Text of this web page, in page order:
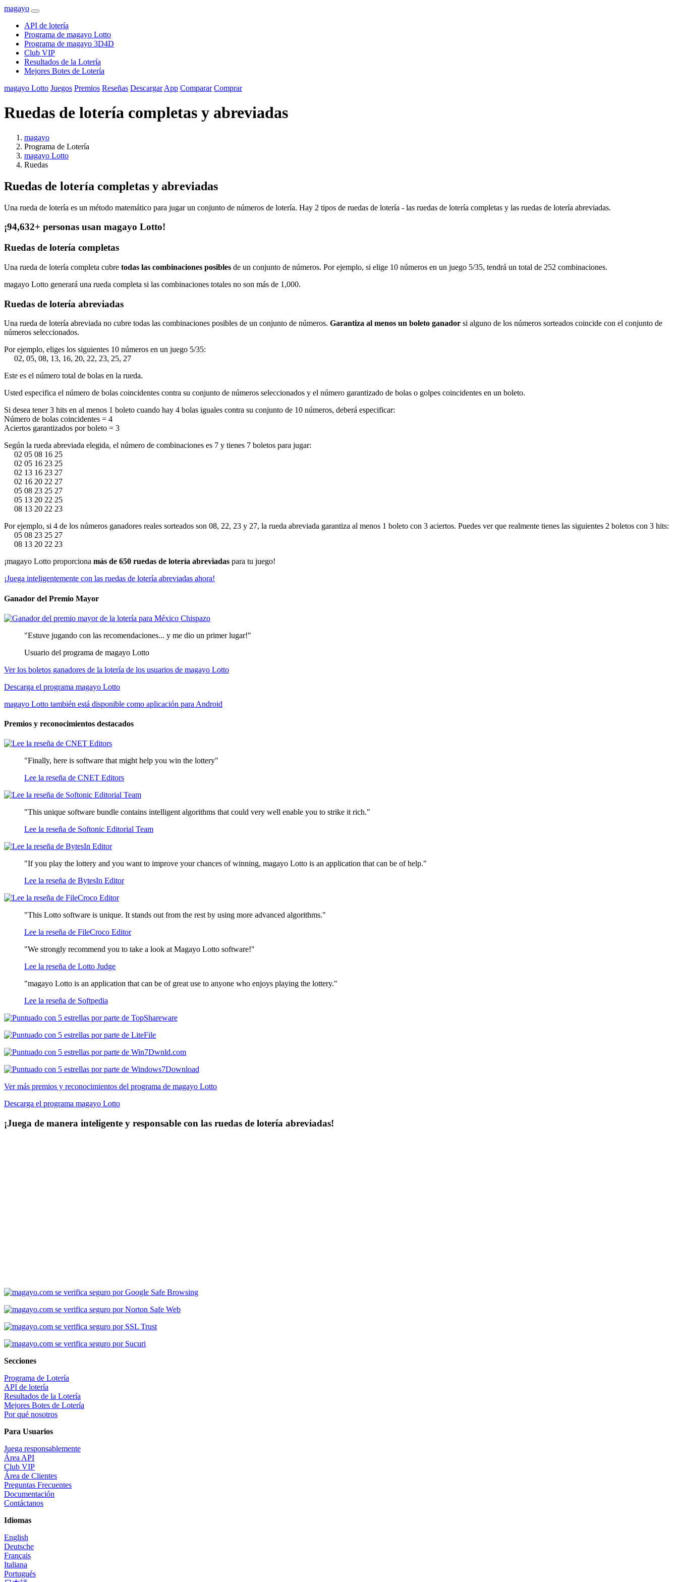
magayo
API de lotería
Programa de magayo Lotto
Programa de magayo 3D4D
Club VIP
Resultados de la Lotería
Mejores Botes de Lotería
magayo Lotto Juegos Premios Reseñas Descargar App Comparar Comprar
Ruedas de lotería completas y abreviadas
magayo
Programa de Lotería
magayo Lotto
Ruedas
Ruedas de lotería completas y abreviadas
Una rueda de lotería es un método matemático para jugar un conjunto de números de lotería. Hay 2 tipos de ruedas de lotería - las ruedas de lotería completas y las ruedas de lotería abreviadas.
¡94,632+ personas usan magayo Lotto!
Ruedas de lotería completas
Una rueda de lotería completa cubre todas las combinaciones posibles de un conjunto de números. Por ejemplo, si elige 10 números en un juego 5/35, tendrá un total de 252 combinaciones.
magayo Lotto generará una rueda completa si las combinaciones totales no son más de 1,000.
Ruedas de lotería abreviadas
Una rueda de lotería abreviada no cubre todas las combinaciones posibles de un conjunto de números. Garantiza al menos un boleto ganador si alguno de los números sorteados coincide con el conjunto de
números seleccionados.
Por ejemplo, eliges los siguientes 10 números en un juego 5/35:
02, 05, 08, 13, 16, 20, 22, 23, 25, 27
Este es el número total de bolas en la rueda.
Usted especifica el número de bolas coincidentes contra su conjunto de números seleccionados y el número garantizado de bolas o golpes coincidentes en un boleto.
Si desea tener 3 hits en al menos 1 boleto cuando hay 4 bolas iguales contra su conjunto de 10 números, deberá especificar:
Número de bolas coincidentes = 4
Aciertos garantizados por boleto = 3
Según la rueda abreviada elegida, el número de combinaciones es 7 y tienes 7 boletos para jugar:
02 05 08 16 25
02 05 16 23 25
02 13 16 23 27
02 16 20 22 27
05 08 23 25 27
05 13 20 22 25
08 13 20 22 23
Por ejemplo, si 4 de los números ganadores reales sorteados son 08, 22, 23 y 27, la rueda abreviada garantiza al menos 1 boleto con 3 aciertos. Puedes ver que realmente tienes las siguientes 2 boletos con 3 hits:
05 08 23 25 27
08 13 20 22 23
¡magayo Lotto proporciona más de 650 ruedas de lotería abreviadas para tu juego!
¡Juega inteligentemente con las ruedas de lotería abreviadas ahora!
Ganador del Premio Mayor
"Estuve jugando con las recomendaciones... y me dio un primer lugar!"
Usuario del programa de magayo Lotto
Ver los boletos ganadores de la lotería de los usuarios de magayo Lotto
Descarga el programa magayo Lotto
magayo Lotto también está disponible como aplicación para Android
Premios y reconocimientos destacados
"Finally, here is software that might help you win the lottery"
Lee la reseña de CNET Editors
"This unique software bundle contains intelligent algorithms that could very well enable you to strike it rich."
Lee la reseña de Softonic Editorial Team
"If you play the lottery and you want to improve your chances of winning, magayo Lotto is an application that can be of help."
Lee la reseña de BytesIn Editor
"This Lotto software is unique. It stands out from the rest by using more advanced algorithms."
Lee la reseña de FileCroco Editor
"We strongly recommend you to take a look at Magayo Lotto software!"
Lee la reseña de Lotto Judge
"magayo Lotto is an application that can be of great use to anyone who enjoys playing the lottery."
Lee la reseña de Softpedia
Ver más premios y reconocimientos del programa de magayo Lotto
Descarga el programa magayo Lotto
¡Juega de manera inteligente y responsable con las ruedas de lotería abreviadas!
Secciones
Programa de Lotería
API de lotería
Resultados de la Lotería
Mejores Botes de Lotería
Por qué nosotros
Para Usuarios
Juega responsablemente
Área API
Club VIP
Área de Clientes
Preguntas Frecuentes
Documentación
Contáctanos
Idiomas
English
Deutsche
Français
Italiana
Portugués